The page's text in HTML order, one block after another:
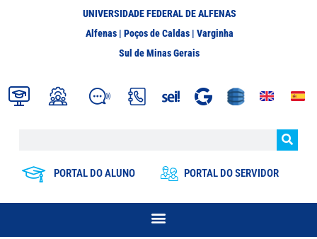
UNIVERSIDADE FEDERAL DE ALFENAS
Alfenas | Poços de Caldas | Varginha
Sul de Minas Gerais
PORTAL DO ALUNO PORTAL DO SERVIDOR